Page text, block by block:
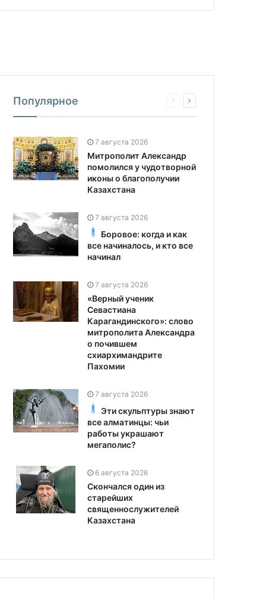
Популярное
7 августа 2026
Митрополит Александр
помолился у чудотворной
иконы о благополучии
Казахстана
7 августа 2026
Боровое: когда и как
все начиналось, и кто все
начинал
7 августа 2026
«Верный ученик
Севастиана
Карагандинского»: слово
митрополита Александра
о почившем
схиархимандрите
Пахомии
7 августа 2026
Эти скульптуры знают
все алматинцы: чьи
работы украшают
мегаполис?
6 августа 2026
Скончался один из
старейших
священнослужителей
Казахстана